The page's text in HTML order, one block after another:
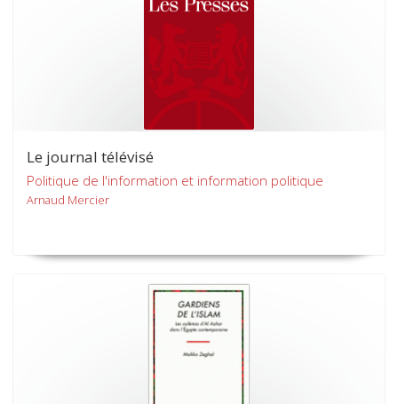
Le journal télévisé
Politique de l'information et information politique
Arnaud Mercier